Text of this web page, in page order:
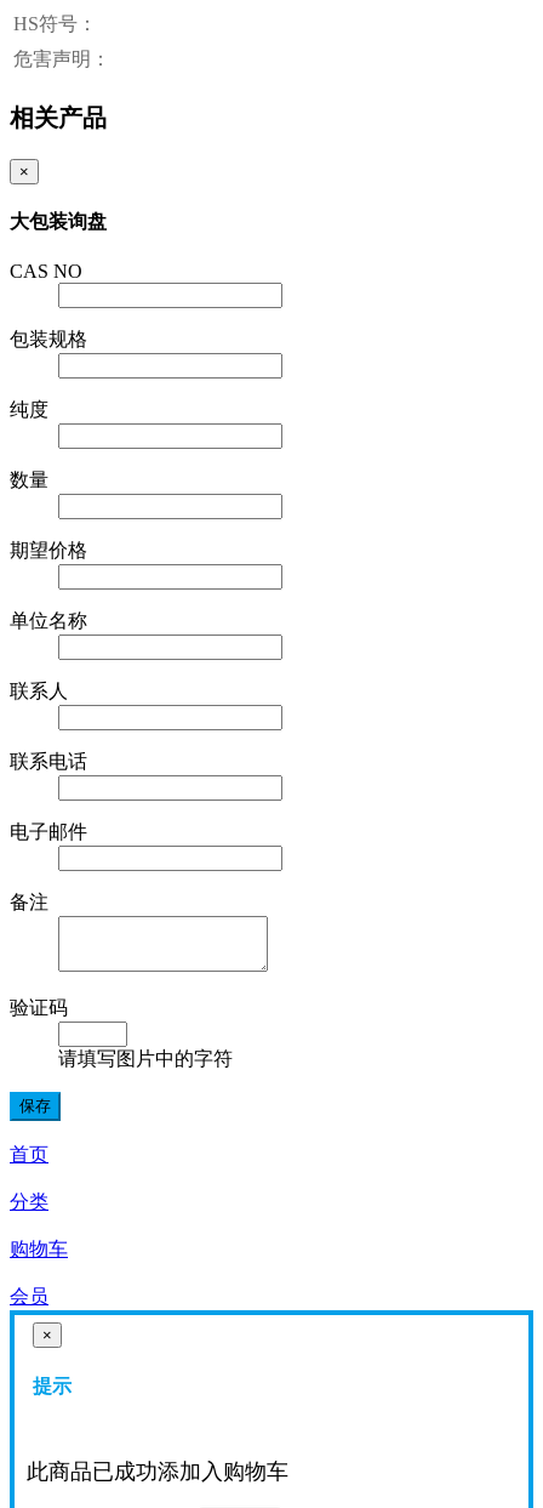
HS符号：
危害声明：
相关产品
×
大包装询盘
CAS NO
包装规格
纯度
数量
期望价格
单位名称
联系人
联系电话
电子邮件
备注
验证码
请填写图片中的字符
首页
分类
购物车
会员
×
提示
此商品已成功添加入购物车